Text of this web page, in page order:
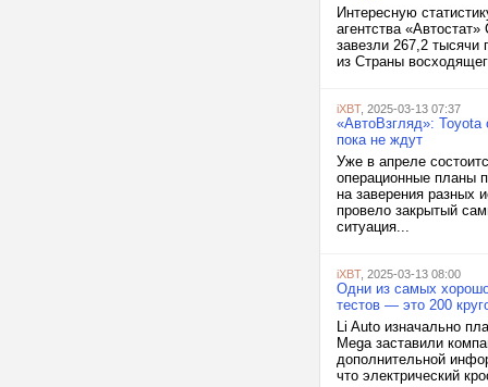
Интересную
агентства
завезли 267,2
из Страны
iXBT, 2025-03-13 07:37
«АвтоВзгляд»:
пока не ждут
Уже в апреле
операционные планы
на заверения разных
провело закрытый
ситуация...
iXBT, 2025-03-13 08:00
Одни из самых
тестов — это 200
Li Auto изначально
Mega заставили
дополнительной
что электрический